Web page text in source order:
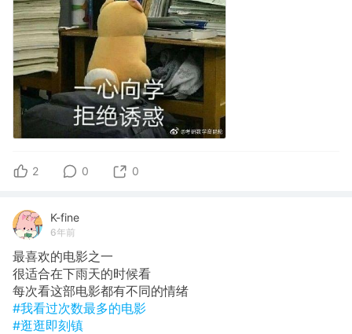
2 0 0
K-fine
6年前
最喜欢的电影之一
很适合在下雨天的时候看
每次看这部电影都有不同的情绪
#我看过次数最多的电影
#逛逛即刻镇